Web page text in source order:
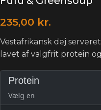
235,00 kr.
Vestafrikansk dej
lavet af valgfrit protein